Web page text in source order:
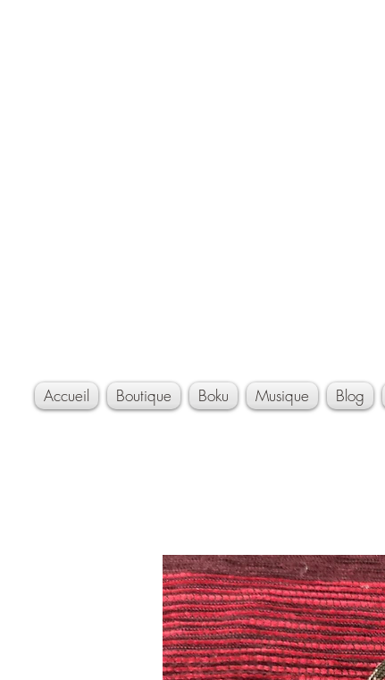
Accueil Boutique Boku Musique Blog